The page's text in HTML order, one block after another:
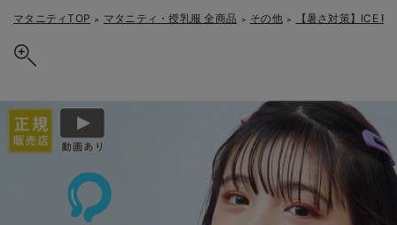
戻る
マタニティウェア全て
マタニティ ワンピース
マタニティ パンツ
マタニティ スカート
戻る
マタニティ 下着・インナー全て
授乳ブラ・マタニティブラ（マタニティインナー・産後用品）
マタニティ ショーツ
妊婦帯・腹帯・産前ガードル
戻る
授乳服全て
授乳ワンピース
授乳トップス
戻る
マタニティ フォーマル全て
マタニティ スーツ
マタニティ オフィス 通勤服
マタニティ ドレス（結婚式・お呼ばれ）
戻る
授乳用品全て
妊婦用 抱き枕・授乳クッション
戻る
マタニティレッグウェア全て
マタニティストッキング・タイツ
マタニティレギンス
戻る
マタニティ ボディケア全て
妊娠線クリーム
戻る
アウトレット全て
【アウトレット】ワンピース
【アウトレット】トップス・授乳トップス
【アウトレット】ボトムス
戻る
特集全て
抗菌防臭加工
見えてもカワイイ
戻る
再入荷全て
再入荷｜インナー
再入荷｜アウター
送料無料アイテム全て
ワンピース
トップス
パンツ
ブラキャミ おまとめ
【37周年祭セール】
【37周年祭セール】
【37周年祭セール】
気温差別オススメア
【15℃】3月下旬～
【〜10℃】3月中旬
動きやすく着回しで
涼しくて可愛い「ワ
強撚スムース(コスパ
マタニティウェア
【おまとめ割】パジ
こだわりの履き心地
カジュアル
デニム
レギンス
ジャケット派
きれいめトップス派
きれいめスカート派
出産準備応援割全て
マタニティパジャマ
マタニティインナー
ベビー
【オフィスカジュア
【オフィスカジュア
レギンスタイプ
パンツタイプ
【フォーマル】ワン
【フォーマル】ボト
【フォーマル】トッ
【ベビー】長袖
【ベビー】半袖
【ベビー】グッズ
ハンカチ
2WAYオール
コンビ肌着
快適ウェア10%OFF
春のマタニティワン
セットアップ・ レイ
Aライン ・フレアワ
Iライン ・タイトシル
Gift Selection 出産
〜3,000円（税込）
〜5,000円（税込）
〜10,000円（税込）
冬の冷え対策インナ
薄くてあったか
綿混素材
腹巻・ひざ上パンツ
入院準備の持ち物チ
入院してすぐ使うグ
赤ちゃんへ使うもの
産後に使うグッズ
冬のあったか特集全て
【冬のあったか特集
【冬のあったか特集
【冬のあったか特集
マタニティTOP ＞ マタニティ・授乳服 全商品 ＞ その他 ＞ 【暑さ対策】ICE
【暑さ対策】ICE RING suo アイスリング 大人用 M L 高機能ネックク
ーラー F.O正規販売店